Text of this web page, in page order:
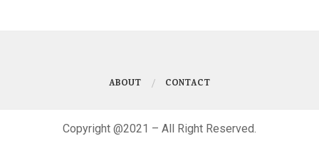
ABOUT CONTACT
Copyright @2021 – All Right Reserved.